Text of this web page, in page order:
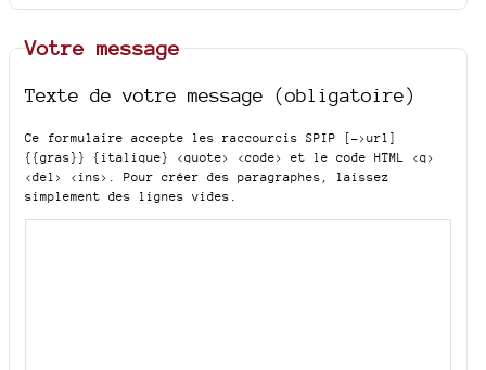
Votre message
Texte de votre message (obligatoire)
Ce formulaire accepte les raccourcis SPIP
[->url]
{{gras}} {italique} <quote> <code>
et le code HTML <q>
<del> <ins>
. Pour créer des paragraphes, laissez
simplement des lignes vides.